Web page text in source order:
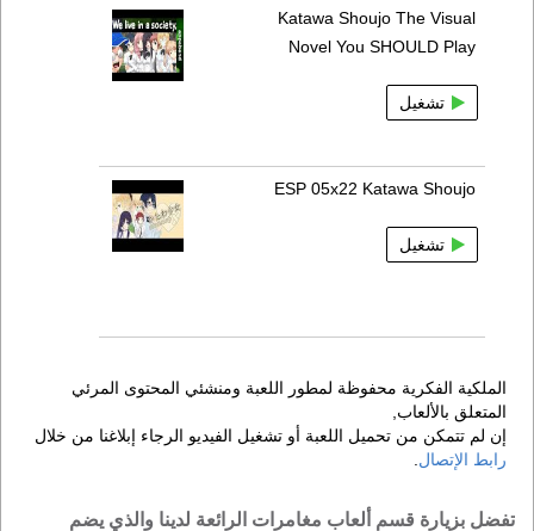
Katawa Shoujo The Visual
Novel You SHOULD Play
تشغيل
ESP 05x22 Katawa Shoujo
تشغيل
الملكية الفكرية محفوظة لمطور اللعبة ومنشئي المحتوى المرئي
المتعلق بالألعاب,
إن لم تتمكن من تحميل اللعبة أو تشغيل الفيديو الرجاء إبلاغنا من خلال
رابط الإتصال
تفضل بزيارة قسم ألعاب مغامرات الرائعة لدينا والذي يضم